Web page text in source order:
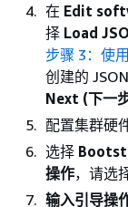
在 Edit
择 Load
步骤 3：使
创建的
Next (下一
配置集群硬
选择
操作，请选
输入引导操